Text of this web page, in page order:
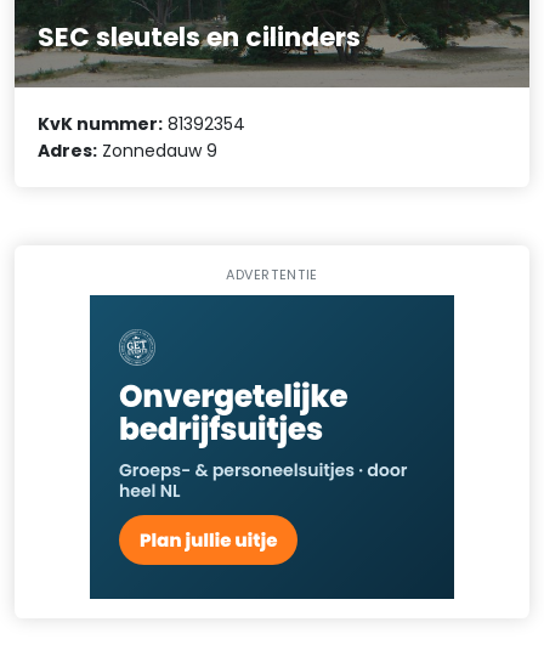
SEC sleutels en cilinders
KvK nummer: 81392354
Adres: Zonnedauw 9
ADVERTENTIE